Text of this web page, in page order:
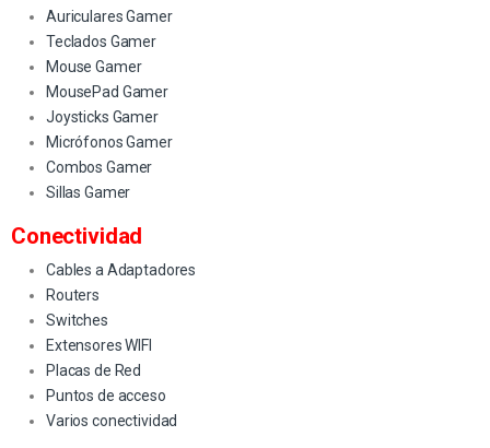
Auriculares Gamer
Teclados Gamer
Mouse Gamer
MousePad Gamer
Joysticks Gamer
Micrófonos Gamer
Combos Gamer
Sillas Gamer
Conectividad
Cables a Adaptadores
Routers
Switches
Extensores WIFI
Placas de Red
Puntos de acceso
Varios conectividad